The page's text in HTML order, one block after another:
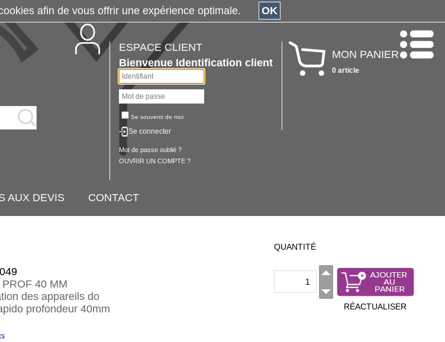
ESPACE CLIENT
Bienvenue Identification client
Se souvenir de moi
Se connecter
Mot de passe oublié ?
OUVRIR UN COMPTE ?
MON PANIER
0 article
AUX DEVIS CONTACT
40 MM
des appareils do
profondeur 40mm
QUANTITÉ
RÉACTUALISER
afin de vous offrir une expérience optimale. OK